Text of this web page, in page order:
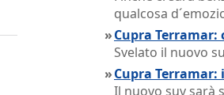
qualcosa
»Cupra
Svelato il nuovo
»Cupra
Il nuovo suv sarà